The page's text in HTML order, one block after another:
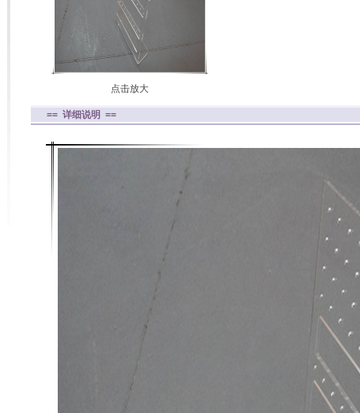
点击放大
== 详细说明 ==